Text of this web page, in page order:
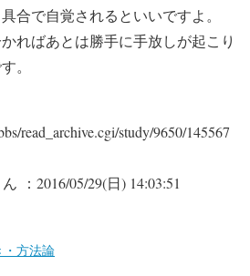
合で自覚されるといいですよ。
ればあとは勝手に手放しが起こり
。
read_archive.cgi/study/9650/145567
：2016/05/29(日) 14:03:51
・方法論